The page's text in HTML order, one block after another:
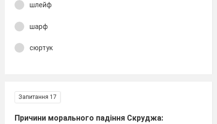
шлейф
шарф
сюртук
Запитання 17
Причини морального падіння Скруджа: